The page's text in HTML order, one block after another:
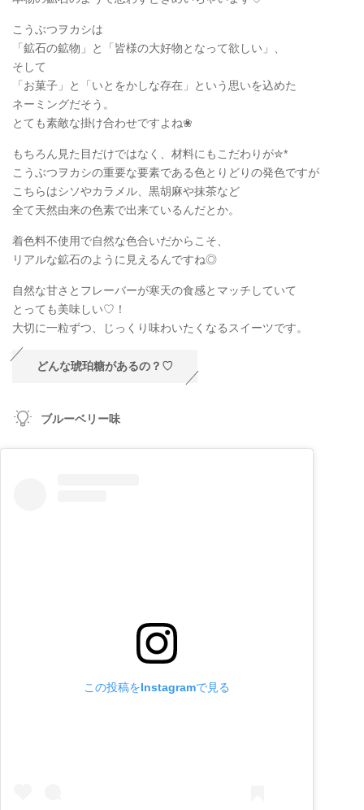
こうぶつヲカシは
「鉱石の鉱物」と「皆様の大好物となって欲しい」、
そして
「お菓子」と「いとをかしな存在」という思いを込めた
ネーミングだそう。
とても素敵な掛け合わせですよね❀
もちろん見た目だけではなく、材料にもこだわりが✮*
こうぶつヲカシの重要な要素である色とりどりの発色ですが
こちらはシソやカラメル、黒胡麻や抹茶など
全て天然由来の色素で出来ているんだとか。
着色料不使用で自然な色合いだからこそ、
リアルな鉱石のように見えるんですね◎
自然な甘さとフレーバーが寒天の食感とマッチしていて
とっても美味しい♡！
大切に一粒ずつ、じっくり味わいたくなるスイーツです。
どんな琥珀糖があるの？♡
ブルーベリー味
この投稿をInstagramで見る